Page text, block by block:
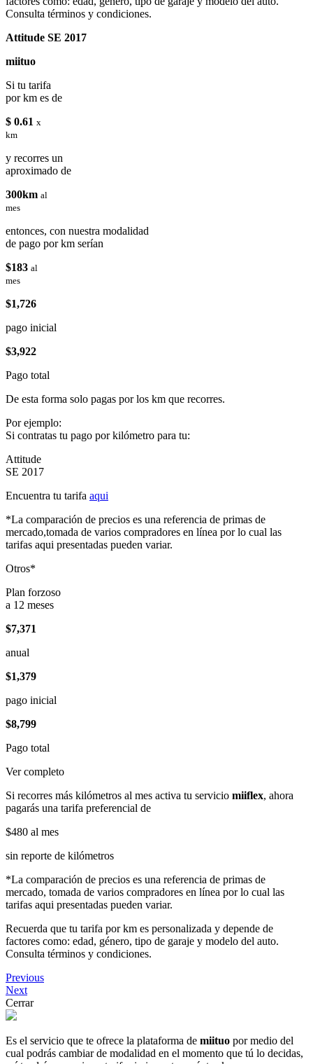
Consulta términos y condiciones.
Attitude SE 2017
miituo
Si tu tarifa
por km es de
$ 0.61 x
km
y recorres un
aproximado de
300km al
mes
entonces, con nuestra modalidad
de pago por km serían
$183 al
mes
$1,726
pago inicial
$3,922
Pago total
De esta forma solo pagas por los km que recorres.
Por ejemplo:
Si contratas tu pago por kilómetro para tu:
Attitude
SE 2017
Encuentra tu tarifa aqui
*La comparación de precios es una referencia de primas de
mercado,tomada de varios compradores en línea por lo cual las
tarifas aqui presentadas pueden variar.
Otros*
Plan forzoso
a 12 meses
$7,371
anual
$1,379
pago inicial
$8,799
Pago total
Ver completo
Si recorres más kilómetros al mes activa tu servicio miiflex, ahora
pagarás una tarifa preferencial de
$480 al mes
sin reporte de kilómetros
*La comparación de precios es una referencia de primas de
mercado, tomada de varios compradores en línea por lo cual las
tarifas aqui presentadas pueden variar.
Recuerda que tu tarifa por km es personalizada y depende de
factores como: edad, género, tipo de garaje y modelo del auto.
Consulta términos y condiciones.
Previous
Next
Cerrar
Es el servicio que te ofrece la plataforma de miituo por medio del
cual podrás cambiar de modalidad en el momento que tú lo decidas,